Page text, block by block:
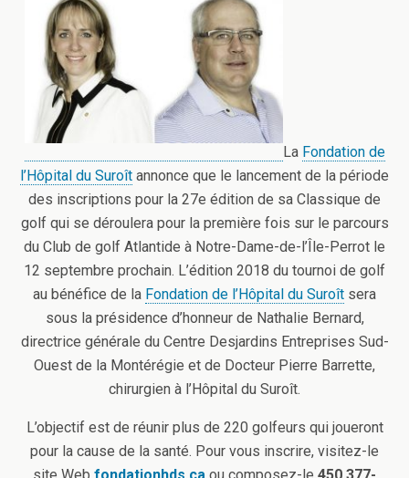
La Fondation de
l’Hôpital du Suroît annonce que le lancement de la période
des inscriptions pour la 27e édition de sa Classique de
golf qui se déroulera pour la première fois sur le parcours
du Club de golf Atlantide à Notre-Dame-de-l’Île-Perrot le
12 septembre prochain. L’édition 2018 du tournoi de golf
au bénéfice de la Fondation de l’Hôpital du Suroît sera
sous la présidence d’honneur de Nathalie Bernard,
directrice générale du Centre Desjardins Entreprises Sud-
Ouest de la Montérégie et de Docteur Pierre Barrette,
chirurgien à l’Hôpital du Suroît.
L’objectif est de réunir plus de 220 golfeurs qui joueront
pour la cause de la santé. Pour vous inscrire, visitez-le